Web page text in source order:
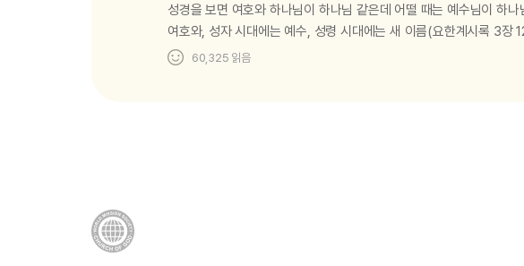
성경을 보면 여호와 하나님이 하나님 같은데 어떨 때는 예수님이 하
여호와, 성자 시대에는 예수, 성령 시대에는 새 이름(요한계시록 3장
한 분 하나님이세요. 그래서 성부 하나님과 성자 하나님, 성령 하나
60,325 읽음